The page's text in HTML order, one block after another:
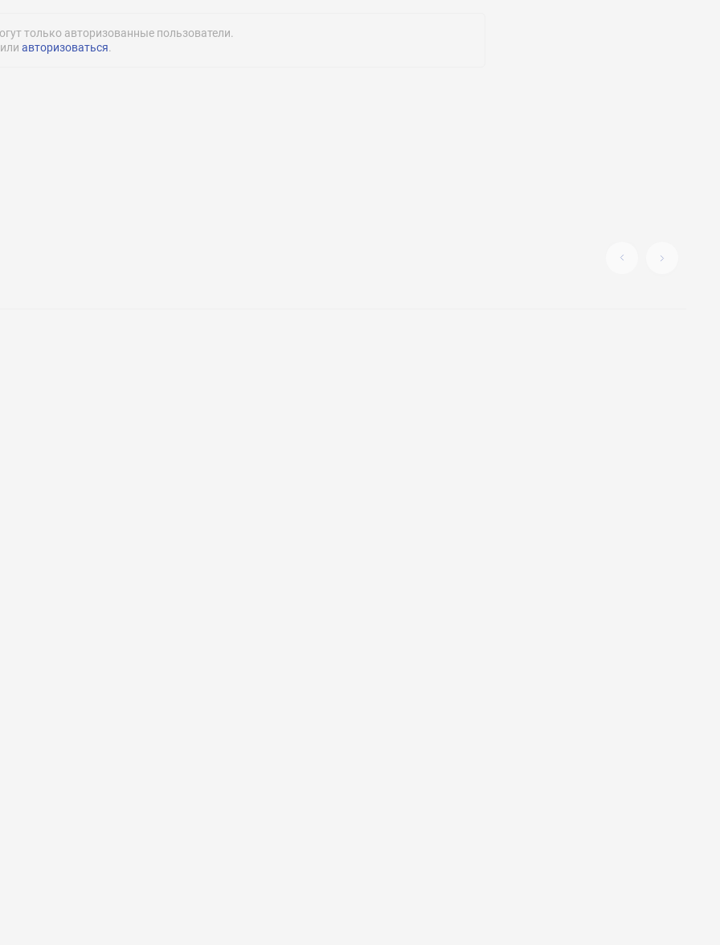
только авторизованные пользователи.
или авторизоваться.